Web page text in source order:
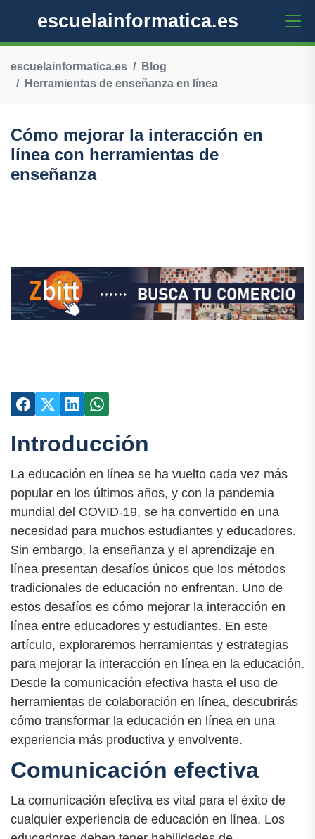
escuelainformatica.es
escuelainformatica.es
Blog
Herramientas de enseñanza en línea
Cómo mejorar la interacción en
línea con herramientas de
enseñanza
Introducción
La educación en línea se ha vuelto cada vez más
popular en los últimos años, y con la pandemia
mundial del COVID-19, se ha convertido en una
necesidad para muchos estudiantes y educadores.
Sin embargo, la enseñanza y el aprendizaje en
línea presentan desafíos únicos que los métodos
tradicionales de educación no enfrentan. Uno de
estos desafíos es cómo mejorar la interacción en
línea entre educadores y estudiantes. En este
artículo, exploraremos herramientas y estrategias
para mejorar la interacción en línea en la educación.
Desde la comunicación efectiva hasta el uso de
herramientas de colaboración en línea, descubrirás
cómo transformar la educación en línea en una
experiencia más productiva y envolvente.
Comunicación efectiva
La comunicación efectiva es vital para el éxito de
cualquier experiencia de educación en línea. Los